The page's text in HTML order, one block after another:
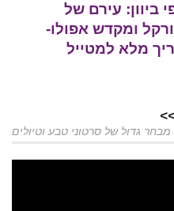
ביוון: עירם של
ומקדש אפולו-
מלא למטייל
מבחר גדול של סרטוני טבע וטיולים